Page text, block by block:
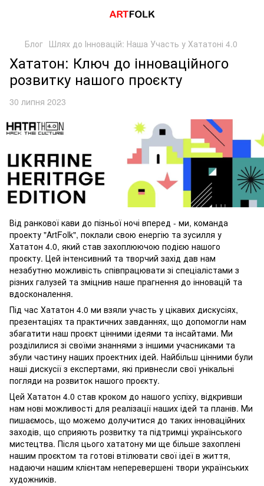
Блог Шлях до Інновацій: Наша Участь у Хататоні 4.0
Хататон: Ключ до інноваційного
розвитку нашого проєкту
30 липня 2023
Від ранкової кави до пізньої ночі вперед - ми, команда
проекту "ArtFolk", поклали свою енергію та зусилля у
Хататон 4.0, який став захоплюючою подією нашого
проєкту. Цей інтенсивний та творчий захід дав нам
незабутню можливість співпрацювати зі спеціалістами з
різних галузей та зміцнив наше прагнення до інновацій та
вдосконалення.
Під час Хататон 4.0 ми взяли участь у цікавих дискусіях,
презентаціях та практичних завданнях, що допомогли нам
збагатити наш проєкт цінними ідеями та інсайтами. Ми
розділилися зі своїми знаннями з іншими учасниками та
збули частину наших проектних ідей. Найбільш цінними були
наші дискусії з експертами, які привнесли свої унікальні
погляди на розвиток нашого проєкту.
Цей Хататон 4.0 став кроком до нашого успіху, відкривши
нам нові можливості для реалізації наших ідей та планів. Ми
пишаємось, що можемо долучитися до таких інноваційних
заходів, що сприяють розвитку та підтримці українського
мистецтва. Після цього хататону ми ще більше захоплені
нашим проєктом та готові втілювати свої ідеї в життя,
надаючи нашим клієнтам неперевершені твори українських
художників.